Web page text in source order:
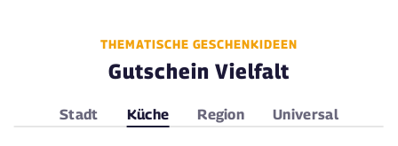
THEMATISCHE GESCHENKIDEEN
Gutschein Vielfalt
Stadt Küche Region Universal